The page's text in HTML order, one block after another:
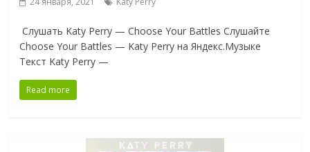
Слушать Katy Perry — Choose Your Battles Слушайте
Choose Your Battles — Katy Perry на Яндекс.Музыке
Текст Katy Perry —
Read more